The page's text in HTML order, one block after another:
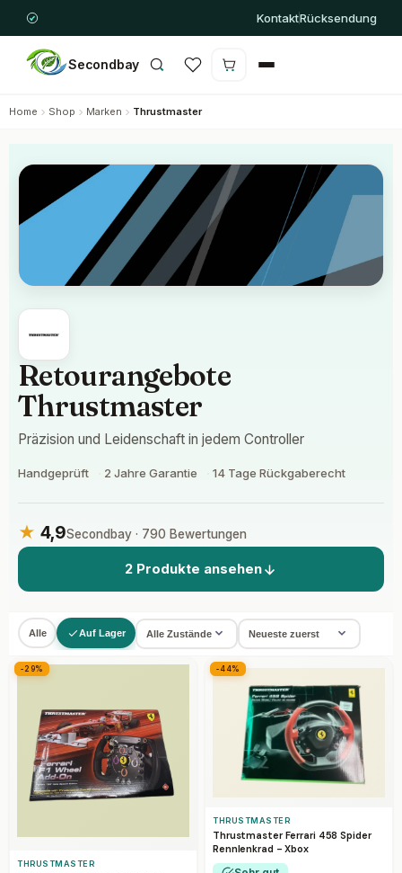
KontaktRücksendung
Secondbay
Warenkorb ist leer
Home Shop Marken Thrustmaster
Retourangebote
Thrustmaster
Präzision und Leidenschaft in jedem Controller
Handgeprüft 2 Jahre Garantie 14 Tage Rückgaberecht
★ 4,9Secondbay · 790 Bewertungen
2 Produkte ansehen
Alle Auf Lager
-29%
THRUSTMASTER
-44%
THRUSTMASTER
Thrustmaster Ferrari 458 Spider
Rennlenkrad - Xbox